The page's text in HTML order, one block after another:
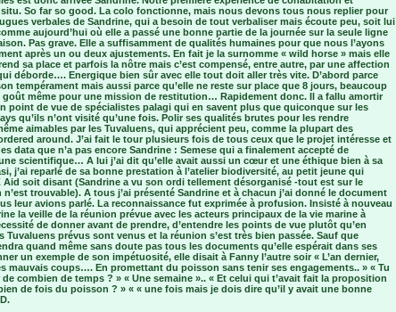
So far so good. La colo fonctionne, mais nous devons tous nous replier pour
verbales de Sandrine, qui a besoin de tout verbaliser mais écoute peu, soit lui
aujourd’hui où elle a passé une bonne partie de la journée sur la seule ligne
Pas grave. Elle a suffisamment de qualités humaines pour que nous l’ayons
après un ou deux ajustements. En fait je la surnomme « wild horse » mais elle
sa place et parfois la nôtre mais c’est compensé, entre autre, par une affection
déborde…. Energique bien sûr avec elle tout doit aller très vite. D’abord parce
tempérament mais aussi parce qu’elle ne reste sur place que 8 jours, beaucoup
goût même pour une mission de restitution… Rapidement donc. Il a fallu amortir
point de vue de spécialistes palagi qui en savent plus que quiconque sur les
qu’ils n’ont visité qu’une fois. Polir ses qualités brutes pour les rendre
aimables par les Tuvaluens, qui apprécient peu, comme la plupart des
around. J’ai fait le tour plusieurs fois de tous ceux que le projet intéresse et
data que n’a pas encore Sandrine : Semese qui a finalement accepté de
scientifique… A lui j’ai dit qu’elle avait aussi un cœur et une éthique bien à sa
j’ai reparlé de sa bonne prestation à l’atelier biodiversité, au petit jeune qui
Aid soit disant (Sandrine a vu son ordi tellement désorganisé -tout est sur le
n’est trouvable). A tous j’ai présenté Sandrine et à chacun j’ai donné le document
leur avions parlé. La reconnaissance fut exprimée à profusion. Insisté à nouveau
la veille de la réunion prévue avec les acteurs principaux de la vie marine à
de donner avant de prendre, d’entendre les points de vue plutôt qu’en
Tuvaluens prévus sont venus et la réunion s’est très bien passée. Sauf que
quand même sans doute pas tous les documents qu’elle espérait dans ses
un exemple de son impétuosité, elle disait à Fanny l’autre soir « L’an dernier,
mauvais coups…. En promettant du poisson sans tenir ses engagements.. » « Tu
combien de temps ? » « Une semaine ».. « Et celui qui t’avait fait la proposition
de fois du poisson ? » « « une fois mais je dois dire qu’il y avait une bonne